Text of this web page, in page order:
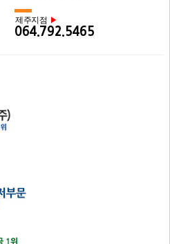
제주지점 ▶
064.792.5465